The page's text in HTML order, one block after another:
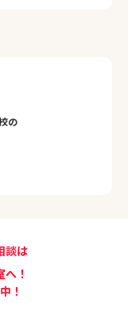
の
談は
！
！